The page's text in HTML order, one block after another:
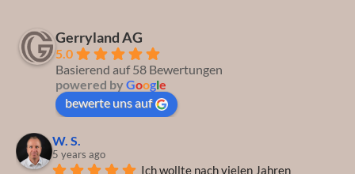
Gerryland AG
5.0
Basierend auf 58 Bewertungen
powered by Google
bewerte uns auf
W. S.
5 years ago
Ich wollte nach vielen Jahren